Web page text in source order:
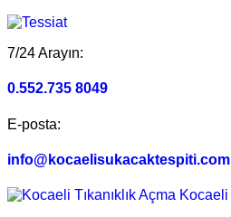
7/24 Arayın:
0.552.735 8049
E-posta:
info@kocaelisukacaktespiti.com